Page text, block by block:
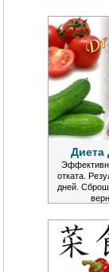
Диета
отката.
дней.